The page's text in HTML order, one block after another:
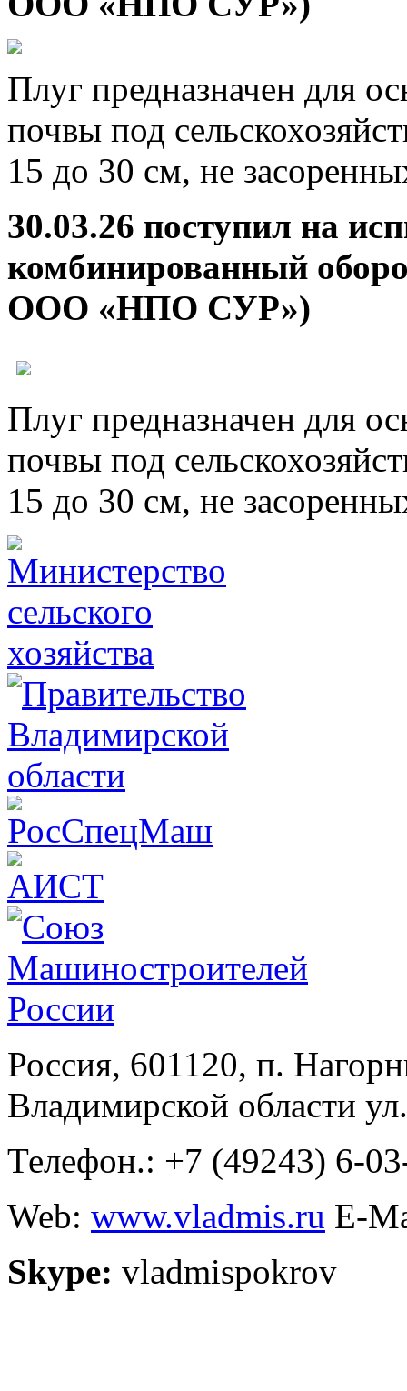
Плуг предназначен для
почвы под
15 до 30 см, не
30.03.26 поступил на
комбинированный
ООО «НПО СУР»)
Плуг предназначен для
почвы под
15 до 30 см, не
Россия, 601120, п.
Владимирской области
Телефон.: +7 (49243) 6-
Web: www.vladmis.ru E-
Skype: vladmispokrov